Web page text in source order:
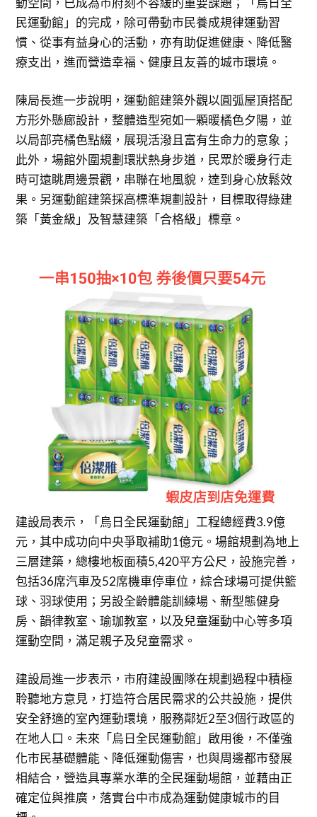
民運動館」的完成，除可帶動市民養成規律運動習
慣、從事有益身心的活動，亦有助促進健康、降低醫
療支出，進而營造幸福、健康且友善的城市環境。
陳局長進一步說明，運動館建築外觀以圓弧屋頂搭配
方形外懸廊設計，整體造型宛如一顆暖橘色夕陽，並
以局部亮橘色點綴，展現活潑且富有生命力的意象；
此外，場館外圍規劃環狀熱身步道，民眾於暖身行走
時可遠眺周邊景觀，串聯在地風貌，達到身心放鬆效
果。另運動館建築採高標準規劃設計，目標取得綠建
築「黃金級」及智慧建築「合格級」標章。
建設局表示，「烏日全民運動館」工程總經費3.9億
元，其中成功向中央爭取補助1億元。場館規劃為地上
三層建築，總樓地板面積5,420平方公尺，設施完善，
包括36席汽車及52席機車停車位，綜合球場可提供籃
球、羽球使用；另設全齡體能訓練場、新型態健身
房、韻律教室、瑜珈教室，以及兒童運動中心等多項
運動空間，滿足親子及兒童需求。
建設局進一步表示，市府建設團隊在規劃過程中積極
聆聽地方意見，打造符合居民需求的公共設施，提供
安全舒適的室內運動環境，服務鄰近2至3個行政區的
在地人口。未來「烏日全民運動館」啟用後，不僅強
化市民基礎體能、降低運動傷害，也與周邊都市發展
相結合，營造具專業水準的全民運動場館，並藉由正
確定位與推廣，落實台中市成為運動健康城市的目